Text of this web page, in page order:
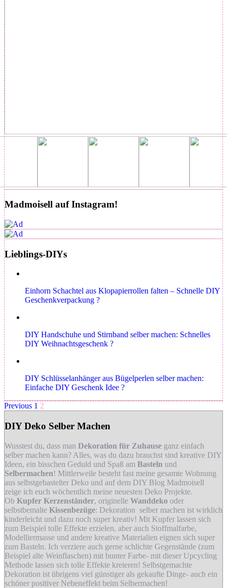
Madmoisell auf Instagram!
Lieblings-DIYs
Einhorn Schachtel aus Klopapierrollen falten – Schnelle DIY
Geschenkverpackung ?
DIY Handschuhe und Stirnband selber machen: Schnelles
DIY Weihnachtsgeschenk ?
DIY Schlüsselanhänger aus Bügelperlen selber machen:
Einfache DIY Geschenk Idee ?
Previous 1 2
DIY Deko Selber Machen
Wusstest du, dass man Dekoration für Zuhause ganz einfach
selber machen kann? Alles, was du dazu brauchst sind kreative DIY
Ideen, ein bisschen Geduld und Spaß am Basteln und
Selbermachen! Mittlerweile besteht fast meine gesamte Wohnung
aus selbstgebastelter Deko und auf dem DIY Blog Madmoisell
zeige ich euch wöchentlich meine neuesten Deko Projekte.
Ob Kupfer Kerzenständer, originelle Wanddeko oder
selbstbemalte Kissenbezüge: Dekoration selber machen ist wirklich
kinderleicht und dazu noch super kreativ! Mit Kupfer lassen sich
zum Beispiel tolle Effekte erzielen, aber auch Stoffmalfarbe,
Modelliermasse und andere kreative Materialien eignen sich super
zum Basteln. Ich verziere auch gerne schlichte Gegenstände (zum
Beispiel alte Weinflaschen) mit bunter Farbe- mit dieser Upcycling
Methode lassen sich tolle Effekte kreieren! Selbstgemachte
Dekoration ist übrigens viel günstiger als gekaufte Dinge- auch ein
schöner positiver Nebeneffekt beim Selbermachen!